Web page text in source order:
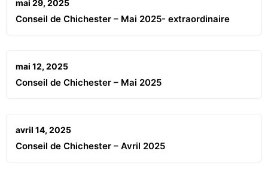
mai 29, 2025
Conseil de Chichester – Mai 2025- extraordinaire
mai 12, 2025
Conseil de Chichester – Mai 2025
avril 14, 2025
Conseil de Chichester – Avril 2025